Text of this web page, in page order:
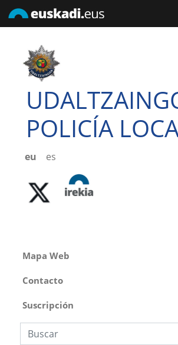
POLICÍA
eu es
Mapa Web
Contacto
Suscripción
Búsqueda web